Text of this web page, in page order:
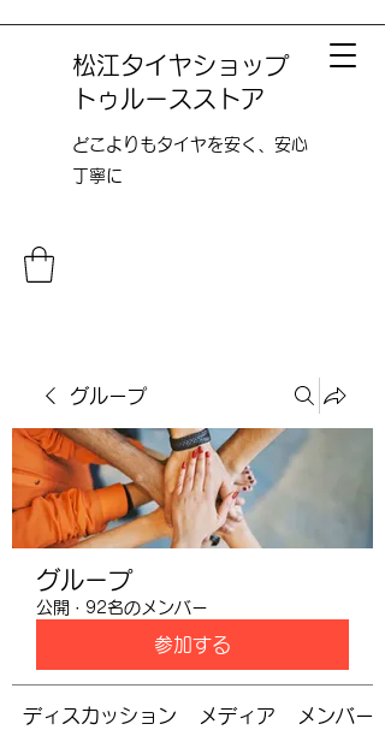
松江タイヤショップ
トゥルースストア
どこよりも​タイヤを安く、安心
丁寧に
グループ
グループ
公開 · 92名のメンバー
参加する
ディスカッション メディア メンバー